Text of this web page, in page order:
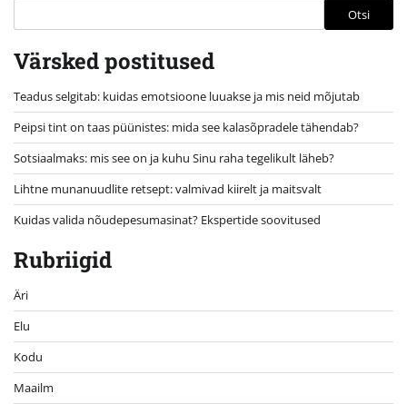
Otsi
Värsked postitused
Teadus selgitab: kuidas emotsioone luuakse ja mis neid mõjutab
Peipsi tint on taas püünistes: mida see kalasõpradele tähendab?
Sotsiaalmaks: mis see on ja kuhu Sinu raha tegelikult läheb?
Lihtne munanuudlite retsept: valmivad kiirelt ja maitsvalt
Kuidas valida nõudepesumasinat? Ekspertide soovitused
Rubriigid
Äri
Elu
Kodu
Maailm